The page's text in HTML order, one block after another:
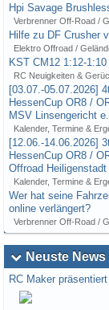
Hpi Savage
Verbrenner Off-Road /
Hilfe zu DF Crusher
Elektro Offroad /
KST CM12 1:12-
RC Neuigkeiten &
[03.07.-05.07.2026]
HessenCup OR8 /
MSV Linsengericht
Kalender, Termine &
[12.06.-14.06.2026]
HessenCup OR8 /
Offroad Heiligenstadt
Kalender, Termine &
Wer hat seine
online verlängert?
Verbrenner Off-Road /
Neuste
RC Maker